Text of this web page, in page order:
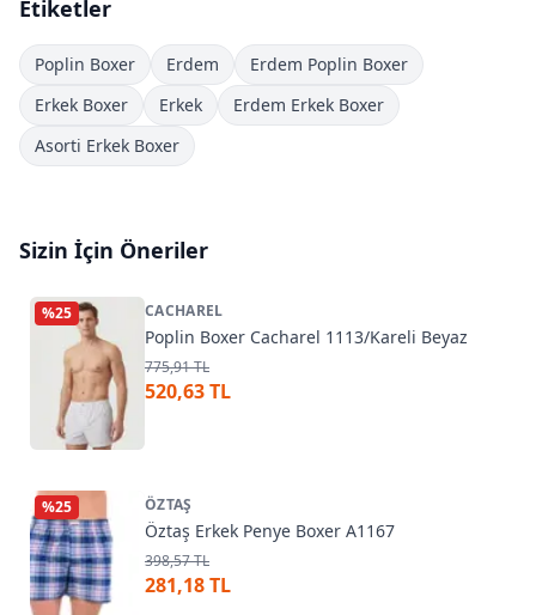
Etiketler
Poplin Boxer Erdem
Erdem Poplin Boxer
Erkek Boxer
Erkek
Erdem Erkek Boxer
Asorti Erkek Boxer
Sizin İçin Öneriler
%25 CACHAREL
Poplin Boxer Cacharel 1113/Kareli Beyaz
775,91 TL
520,63 TL
%25 ÖZTAŞ
Öztaş Erkek Penye Boxer A1167
398,57 TL
281,18 TL